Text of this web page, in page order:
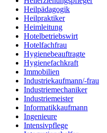
Heilpädagogik
Heilpraktiker
Heimleitung
Hotelbetriebswirt
Hotelfachfrau
Hygienebeauftragte
Hygienefachkraft
Immobilien
Industriekaufmann/-frau
Industriemechaniker
Industriemeister
Informatikkaufmann
Ingenieure
Intensivpflege